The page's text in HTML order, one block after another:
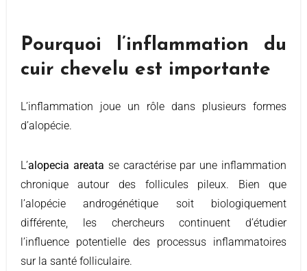
Pourquoi l’inflammation du
cuir chevelu est importante
L’inflammation joue un rôle dans plusieurs formes
d’alopécie.
L’alopecia areata se caractérise par une inflammation
chronique autour des follicules pileux. Bien que
l’alopécie androgénétique soit biologiquement
différente, les chercheurs continuent d’étudier
l’influence potentielle des processus inflammatoires
sur la santé folliculaire.